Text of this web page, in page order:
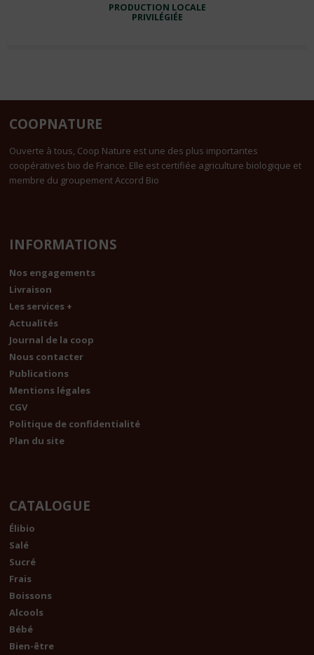
PRODUCTION LOCALE
PRIVILÉGIÉE
COOPNATURE
Ouverte à tous, Coop Nature est une des plus importantes
coopératives bio de France. Elle est certifiée agriculture biologique et
membre du groupement Accord Bio
INFORMATIONS
Nos engagements
Livraison
Les services +
Actualités
Journal de la coop
Nous contacter
Publications
Mentions légales
CGV
Politique de confidentialité
Plan du site
CATALOGUE
Élibio
Salé
Sucré
Frais
Boissons
Alcools
Bébé
Bien-être